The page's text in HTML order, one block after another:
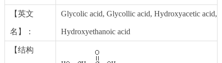
【英文
名】：
Glycolic acid, Glycollic acid, Hydroxyacetic acid,
Hydroxyethanoic acid
【结构